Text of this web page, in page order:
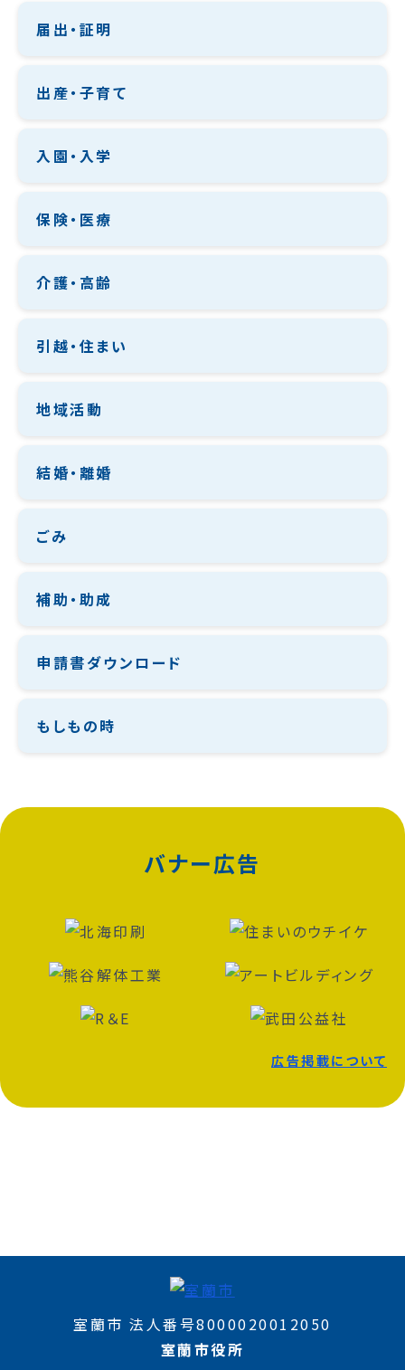
届出・証明
出産・子育て
入園・入学
保険・医療
介護・高齢
引越・住まい
地域活動
結婚・離婚
ごみ
補助・助成
申請書ダウンロード
もしもの時
バナー広告
広告掲載について
室蘭市 法人番号8000020012050
室蘭市役所